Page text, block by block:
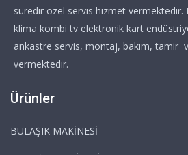
süredir özel servis hizmet vermektedir.
klima kombi tv elektronik kart
ankastre servis, montaj, bakım, tamir
vermektedir.
Ürünler
BULAŞIK MAKİNESİ